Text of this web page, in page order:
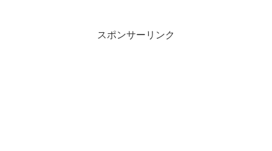
スポンサーリンク